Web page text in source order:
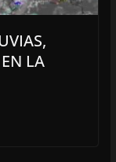
LA